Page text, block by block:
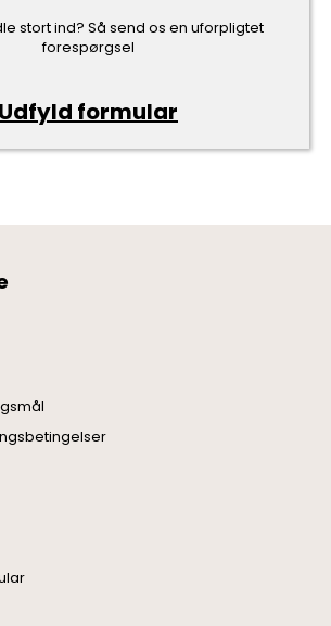
stort ind? Så send os en uforpligtet
forespørgsel
Udfyld formular